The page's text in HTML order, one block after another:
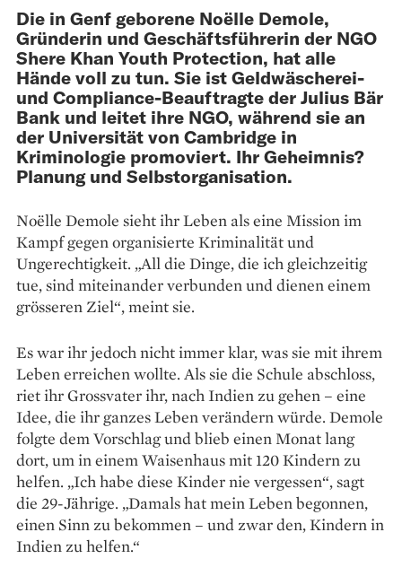
Die in Genf geborene Noëlle Demole,
Gründerin und Geschäftsführerin der NGO
Shere Khan Youth Protection, hat alle
Hände voll zu tun. Sie ist Geldwäscherei-
und Compliance-Beauftragte der Julius Bär
Bank und leitet ihre NGO, während sie an
der Universität von Cambridge in
Kriminologie promoviert. Ihr Geheimnis?
Planung und Selbstorganisation.
Noëlle Demole sieht ihr Leben als eine Mission im
Kampf gegen organisierte Kriminalität und
Ungerechtigkeit. „All die Dinge, die ich gleichzeitig
tue, sind miteinander verbunden und dienen einem
grösseren Ziel“, meint sie.
Es war ihr jedoch nicht immer klar, was sie mit ihrem
Leben erreichen wollte. Als sie die Schule abschloss,
riet ihr Grossvater ihr, nach Indien zu gehen – eine
Idee, die ihr ganzes Leben verändern würde. Demole
folgte dem Vorschlag und blieb einen Monat lang
dort, um in einem Waisenhaus mit 120 Kindern zu
helfen. „Ich habe diese Kinder nie vergessen“, sagt
die 29-Jährige. „Damals hat mein Leben begonnen,
einen Sinn zu bekommen – und zwar den, Kindern in
Indien zu helfen.“